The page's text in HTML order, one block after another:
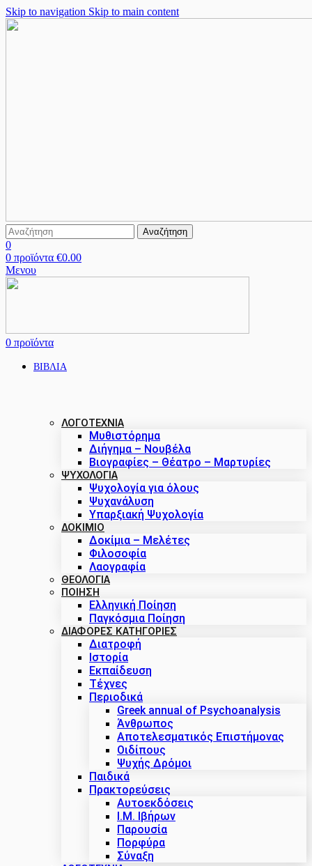
Skip to navigation Skip to main content
Αναζήτηση
0
0 προϊόντα €0.00
Μενου
0 προϊόντα
ΒΙΒΛΙΑ
ΛΟΓΟΤΕΧΝΙΑ
Μυθιστόρημα
Διήγημα – Νουβέλα
Βιογραφίες – Θέατρο – Μαρτυρίες
ΨΥΧΟΛΟΓΙΑ
Ψυχολογία για όλους
Ψυχανάλυση
Υπαρξιακή Ψυχολογία
ΔΟΚΊΜΙΟ
Δοκίμια – Μελέτες
Φιλοσοφία
Λαογραφία
ΘΕΟΛΟΓΙΑ
ΠΟΙΗΣΗ
Ελληνική Ποίηση
Παγκόσμια Ποίηση
ΔΙΑΦΟΡΕΣ ΚΑΤΗΓΟΡΙΕΣ
Διατροφή
Ιστορία
Εκπαίδευση
Τέχνες
Περιοδικά
Greek annual of Psychoanalysis
Άνθρωπος
Αποτελεσματικός Επιστήμονας
Οιδίπους
Ψυχής Δρόμοι
Παιδικά
Πρακτoρεύσεις
Αυτοεκδόσεις
Ι.Μ. Ιβήρων
Παρουσία
Πορφύρα
Σύναξη